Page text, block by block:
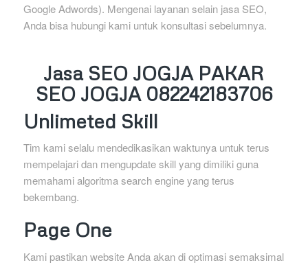
Google Adwords). Mengenai layanan selain jasa SEO,
Anda bisa hubungi kami untuk konsultasi sebelumnya.
Jasa SEO JOGJA PAKAR
SEO JOGJA 082242183706
Unlimeted Skill
Tim kami selalu mendedikasikan waktunya untuk terus
mempelajari dan mengupdate skill yang dimiliki guna
memahami algoritma search engine yang terus
bekembang.
Page One
Kami pastikan website Anda akan di optimasi semaksimal